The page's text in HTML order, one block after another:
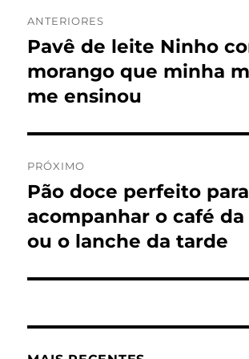
de
Post
ANTERIORES
Post
anterior:
Pavê de leite Ninho
morango que minha
me ensinou
PRÓXIMO
Próximo
post:
Pão doce perfeito para
acompanhar o café
ou o lanche da tarde